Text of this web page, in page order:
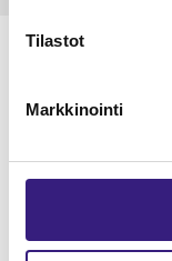
Tilastot
Markkinointi